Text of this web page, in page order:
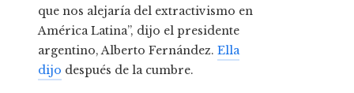
que nos alejaría del extractivismo en
América Latina”, dijo el presidente
argentino, Alberto Fernández. Ella
dijo después de la cumbre.